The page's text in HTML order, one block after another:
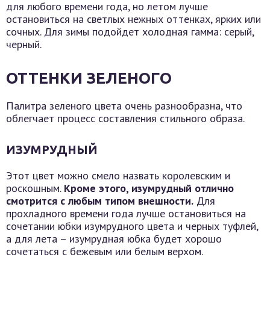
для любого времени года, но летом лучше
остановиться на светлых нежных оттенках, ярких или
сочных. Для зимы подойдет холодная гамма: серый,
черный.
ОТТЕНКИ ЗЕЛЕНОГО
Палитра зеленого цвета очень разнообразна, что
облегчает процесс составления стильного образа.
ИЗУМРУДНЫЙ
Этот цвет можно смело назвать королевским и
роскошным. Кроме этого, изумрудный отлично
смотрится с любым типом внешности. Для
прохладного времени года лучше остановиться на
сочетании юбки изумрудного цвета и черных туфлей,
а для лета – изумрудная юбка будет хорошо
сочетаться с бежевым или белым верхом.